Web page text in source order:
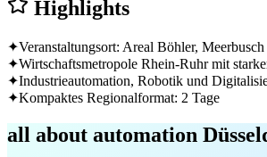
Highlights
✦Veranstaltungsort: Areal Böhler,
✦Wirtschaftsmetropole Rhein-Ruhr mit
✦Industrieautomation, Robotik und
✦Kompaktes Regionalformat: 2 Tage
all about automation